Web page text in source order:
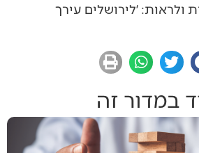
ולראות: ׳לירושלים עירך
במדור זה